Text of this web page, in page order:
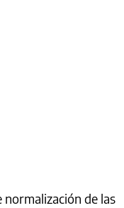
de las